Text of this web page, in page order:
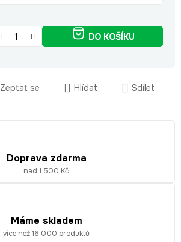
DO KOŠÍKU
Zeptat se Hlídat Sdílet
Doprava zdarma
nad 1 500 Kč
Máme skladem
více než 16 000 produktů